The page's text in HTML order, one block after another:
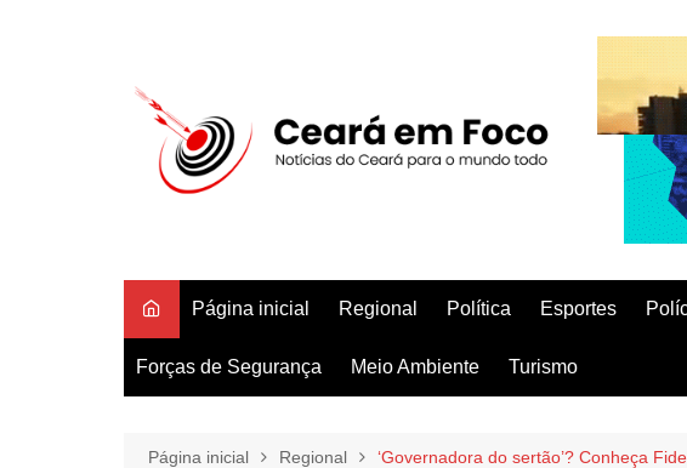
Página inicial Regional Política Esportes
Forças de Segurança Meio Ambiente Turismo
Página inicial Regional ‘Governadora do sertão’? Conheça